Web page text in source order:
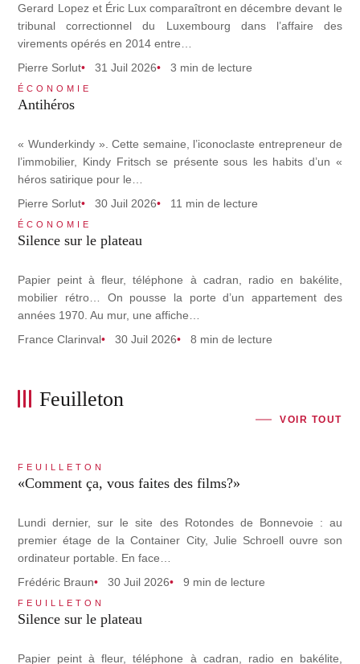
Gerard Lopez et Éric Lux comparaîtront en décembre devant le
tribunal correctionnel du Luxembourg dans l’affaire des
virements opérés en 2014 entre…
Pierre Sorlut
31 Juil 2026 3 min de lecture
ÉCONOMIE
Antihéros
« Wunderkindy ». Cette semaine, l’iconoclaste entrepreneur de
l’immobilier, Kindy Fritsch se présente sous les habits d’un «
héros satirique pour le…
Pierre Sorlut
30 Juil 2026 11 min de lecture
ÉCONOMIE
Silence sur le plateau
Papier peint à fleur, téléphone à cadran, radio en bakélite,
mobilier rétro… On pousse la porte d’un appartement des
années 1970. Au mur, une affiche…
France Clarinval
30 Juil 2026 8 min de lecture
Feuilleton
VOIR TOUT
FEUILLETON
«Comment ça, vous faites des films?»
Lundi dernier, sur le site des Rotondes de Bonnevoie : au
premier étage de la Container City, Julie Schroell ouvre son
ordinateur portable. En face…
Frédéric Braun
30 Juil 2026 9 min de lecture
FEUILLETON
Silence sur le plateau
Papier peint à fleur, téléphone à cadran, radio en bakélite,